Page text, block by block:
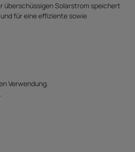
überschüssigen Solarstrom speichert
für eine effiziente sowie
Verwendung.